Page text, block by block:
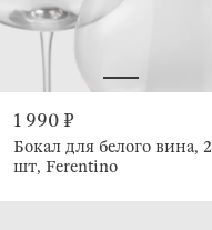
1 990 ₽
Бокал для белого вина, 2
шт, Ferentino